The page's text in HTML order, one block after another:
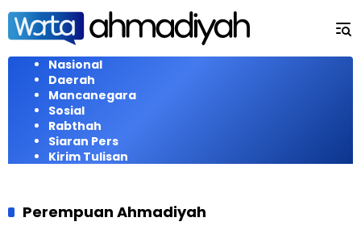
Langsung
konten
Nasional
Daerah
Mancanegara
Sosial
Rabthah
Siaran Pers
Kirim Tulisan
Perempuan Ahmadiyah